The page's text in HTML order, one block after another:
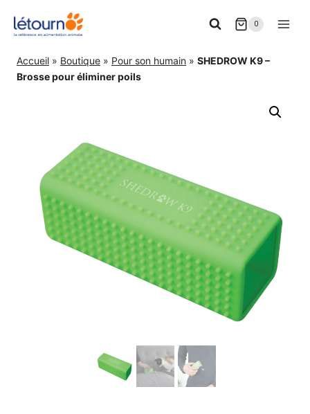
0
Accueil » Boutique » Pour son humain » SHEDROW K9 –
Brosse pour éliminer poils